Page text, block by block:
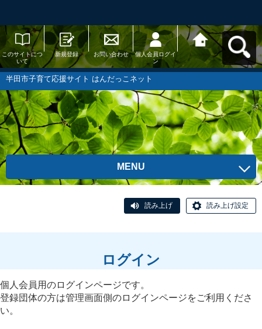
このサイトにつ
いて
新規登録 お問い合わせ
個人会員ログイ
ン
半田市子育て応
援サイト はんだ
っこネットへ戻
半田市子育て応援サイト はんだっこネット
MENU
読み上げ 読み上げ設定
ログイン
個人会員用のログインページです。
登録団体の方は管理画面側のログインページをご利用くださ
い。